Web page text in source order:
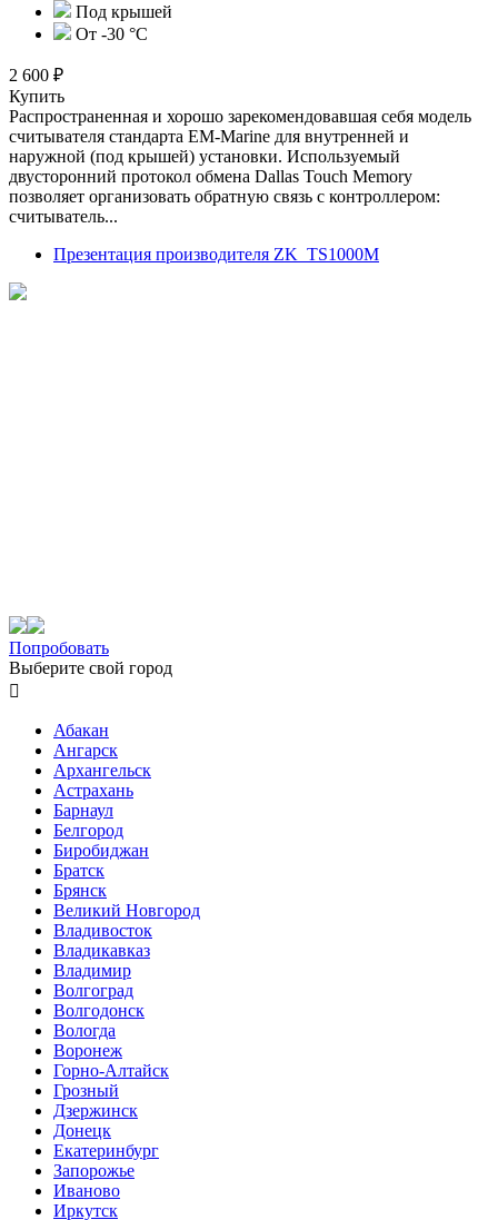
Под крышей
От -30 °С
2 600 ₽
Купить
Распространенная и хорошо зарекомендовавшая себя модель
считывателя стандарта EM-Marine для внутренней и
наружной (под крышей) установки. Используемый
двусторонний протокол обмена Dallas Touch Memory
позволяет организовать обратную связь с контроллером:
считыватель...
Презентация производителя ZK_TS1000M
Попробовать
Выберите свой город

Абакан
Ангарск
Архангельск
Астрахань
Барнаул
Белгород
Биробиджан
Братск
Брянск
Великий Новгород
Владивосток
Владикавказ
Владимир
Волгоград
Волгодонск
Вологда
Воронеж
Горно-Алтайск
Грозный
Дзержинск
Донецк
Екатеринбург
Запорожье
Иваново
Иркутск